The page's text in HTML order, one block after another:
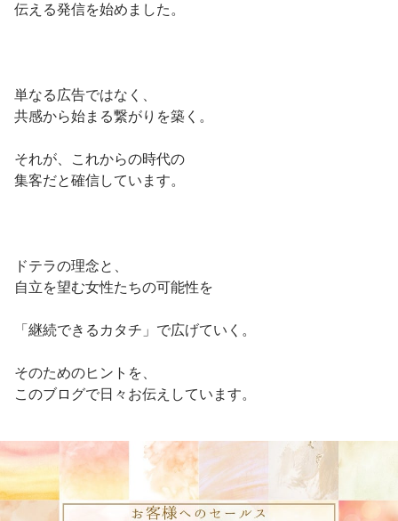
伝える発信を始めました。
単なる広告ではなく、
共感から始まる繋がりを築く。
それが、これからの時代の
集客だと確信しています。
ドテラの理念と、
自立を望む女性たちの可能性を
「継続できるカタチ」で広げていく。
そのためのヒントを、
このブログで日々お伝えしています。